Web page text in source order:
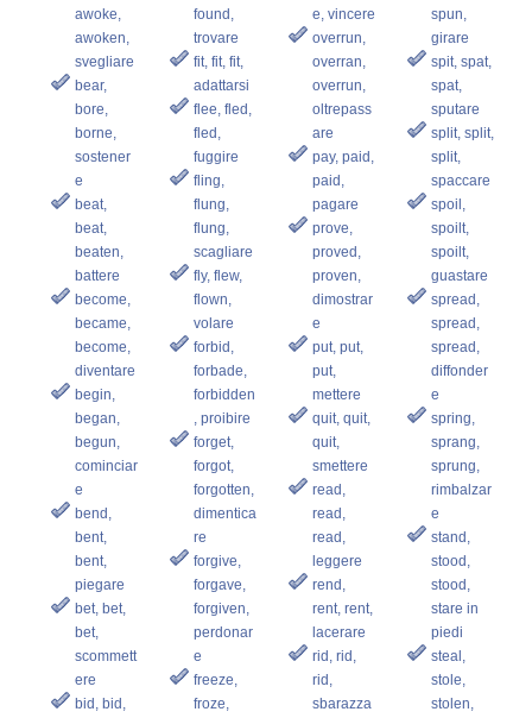
awoke,
awoken,
svegliare
bear,
bore,
borne,
sostener
e
beat,
beat,
beaten,
battere
become,
became,
become,
diventare
begin,
began,
begun,
cominciar
e
bend,
bent,
bent,
piegare
bet, bet,
bet,
scommett
ere
bid, bid,
found,
trovare
fit, fit, fit,
adattarsi
flee, fled,
fled,
fuggire
fling,
flung,
flung,
scagliare
fly, flew,
flown,
volare
forbid,
forbade,
forbidden
, proibire
forget,
forgot,
forgotten,
dimentica
re
forgive,
forgave,
forgiven,
perdonar
e
freeze,
froze,
e, vincere
overrun,
overran,
overrun,
oltrepass
are
pay, paid,
paid,
pagare
prove,
proved,
proven,
dimostrar
e
put, put,
put,
mettere
quit, quit,
quit,
smettere
read,
read,
read,
leggere
rend,
rent, rent,
lacerare
rid, rid,
rid,
sbarazza
spun,
girare
spit, spat,
spat,
sputare
split, split,
split,
spaccare
spoil,
spoilt,
spoilt,
guastare
spread,
spread,
spread,
diffonder
e
spring,
sprang,
sprung,
rimbalzar
e
stand,
stood,
stood,
stare in
piedi
steal,
stole,
stolen,